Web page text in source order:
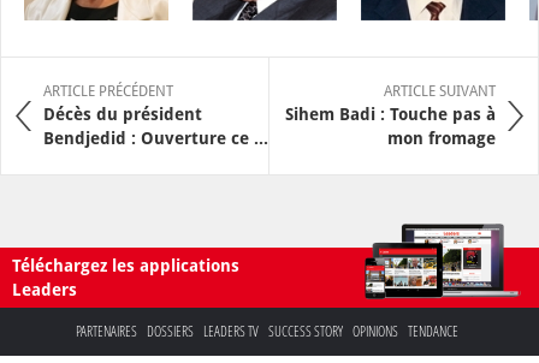
ARTICLE PRÉCÉDENT
Décès du président
Bendjedid : Ouverture ce ...
ARTICLE SUIVANT
Sihem Badi : Touche pas à
mon fromage
Téléchargez les applications
Leaders
PARTENAIRES DOSSIERS LEADERS TV SUCCESS STORY OPINIONS TENDANCE